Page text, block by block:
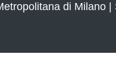
di Milano